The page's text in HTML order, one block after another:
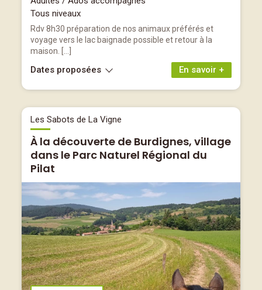
Tous niveaux
Rdv 8h30 préparation de nos animaux préférés et
voyage vers le lac baignade possible et retour à la
maison. […]
En savoir +
Dates proposées
Les Sabots de La Vigne
À la découverte de Burdignes, village
dans le Parc Naturel Régional du
Pilat